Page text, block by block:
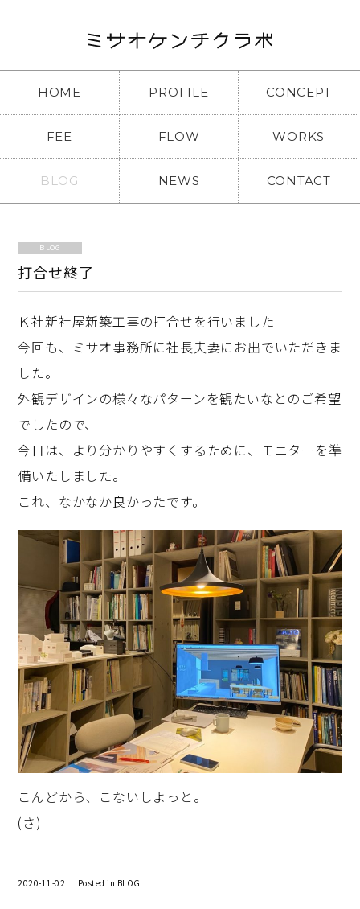
HOME PROFILE CONCEPT
FEE FLOW WORKS
BLOG NEWS CONTACT
BLOG
打合せ終了
Ｋ社新社屋新築工事の打合せを行いました
今回も、ミサオ事務所に社長夫妻にお出でいただきま
した。
外観デザインの様々なパターンを観たいなとのご希望
でしたので、
今日は、より分かりやすくするために、モニターを準
備いたしました。
これ、なかなか良かったです。
こんどから、こないしよっと。
(さ)
2020-11-02 ｜ Posted in BLOG